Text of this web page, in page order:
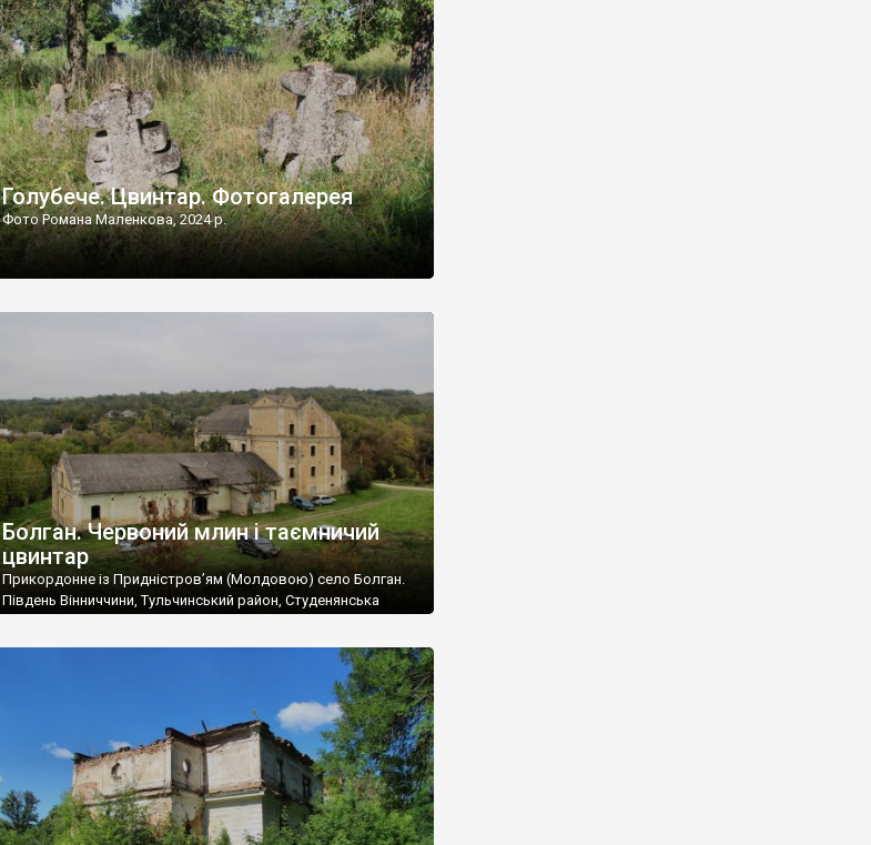
[…]
Голубече. Цвинтар. Фотогалерея
Фото Романа Маленкова, 2024 р.
Болган. Червоний млин і таємничий
цвинтар
Прикордонне із Придністров’ям (Молдовою) село Болган.
Південь Вінниччини, Тульчинський район, Студенянська
старовинний цвинтар із кам’яними хрестами. Всі епітафії, які
збереглися, написані кирилицею, церковнослов’янською
мовою. За всіма традиційними ознаками – цвинтар
український. Хрести датуються 19 століттям. У 1924-1940
роках Болган […]